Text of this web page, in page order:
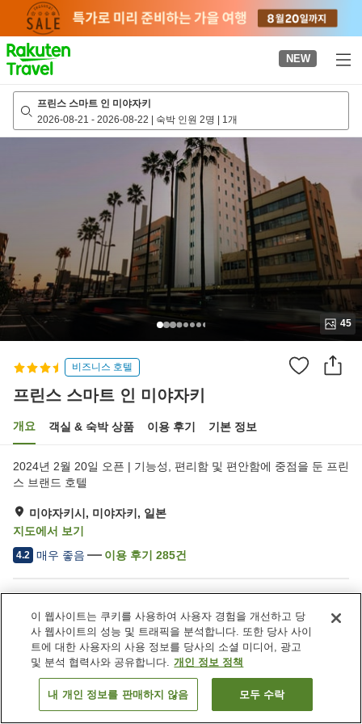
page
NEW
프린스 스마트 인 미야자키
2026-08-21 - 2026-08-22 | 숙박 인원 2명 | 1개
45
비즈니스 호텔
프린스 스마트 인 미야자키
개요 객실 & 숙박 상품 이용 후기 기본 정보
2024년 2월 20일 오픈 | 기능성, 편리함 및 편안함에 중점을 둔 프린
스 브랜드 호텔
미야자키시, 미야자키, 일본
지도에서 보기
4.2 매우 좋음 이용 후기 285건
레스토랑
자동판매기
세탁 (유료)
객실 보기
이 웹사이트는 쿠키를 사용하여 사용자 경험을 개선하고 당
사 웹사이트의 성능 및 트래픽을 분석합니다. 또한 당사 사이
트에 대한 사용자의 사용 정보를 당사의 소셜 미디어, 광고
및 분석 협력사와 공유합니다. 개인 정보 정책
내 개인 정보를 판매하지 않음 모두 수락